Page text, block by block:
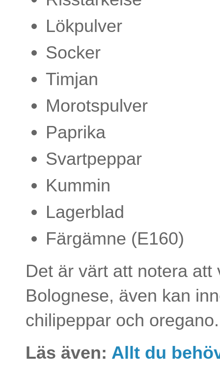
Lökpulver
Socker
Timjan
Morotspulver
Paprika
Svartpeppar
Kummin
Lagerblad
Färgämne (E160)
Det är värt att notera
Bolognese, även kan
chilipeppar och oregano.
Läs även: Allt du